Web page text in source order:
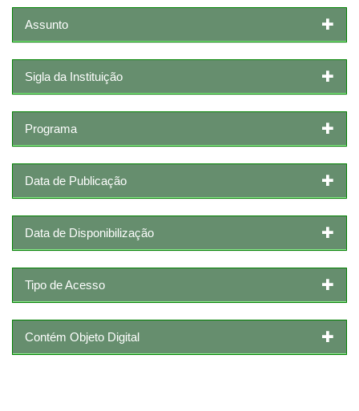
Assunto
Sigla da Instituição
Programa
Data de Publicação
Data de Disponibilização
Tipo de Acesso
Contém Objeto Digital